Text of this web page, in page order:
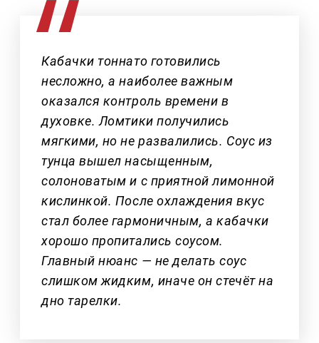
Кабачки тоннато готовились
несложно, а наиболее важным
оказался контроль времени в
духовке. Ломтики получились
мягкими, но не развалились. Соус из
тунца вышел насыщенным,
солоноватым и с приятной лимонной
кислинкой. После охлаждения вкус
стал более гармоничным, а кабачки
хорошо пропитались соусом.
Главный нюанс — не делать соус
слишком жидким, иначе он стечёт на
дно тарелки.